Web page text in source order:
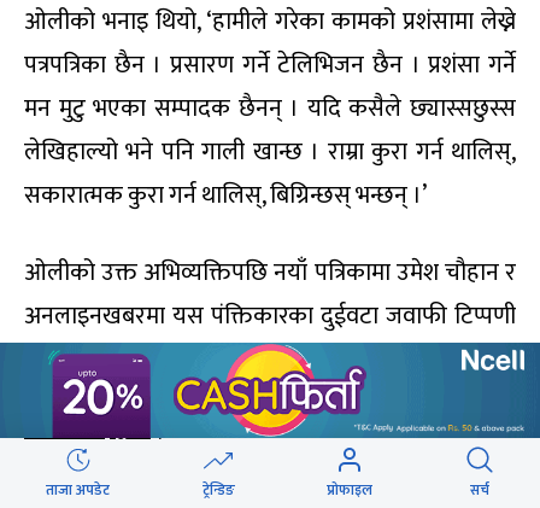
ओलीको भनाइ थियो, ‘हामीले गरेका कामको प्रशंसामा लेख्ने
पत्रपत्रिका छैन । प्रसारण गर्ने टेलिभिजन छैन । प्रशंसा गर्ने
मन मुटु भएका सम्पादक छैनन् । यदि कसैले छ्यास्सछुस्स
लेखिहाल्यो भने पनि गाली खान्छ । राम्रा कुरा गर्न थालिस्,
सकारात्मक कुरा गर्न थालिस्, बिग्रिन्छस् भन्छन् ।’
ओलीको उक्त अभिव्यक्तिपछि नयाँ पत्रिकामा उमेश चौहान र
अनलाइनखबरमा यस पंक्तिकारका दुईवटा जवाफी टिप्पणी
प्रकाशित भएका थिए । अनलाइखबरमा ‘
ओलीको
स्टालिनपथ : मुटु छ भने नडराए हुन्छ’ शीर्षकमा टिप्पणी
छापिएको थियो ।
ताजा अपडेट ट्रेन्डिङ प्रोफाइल सर्च